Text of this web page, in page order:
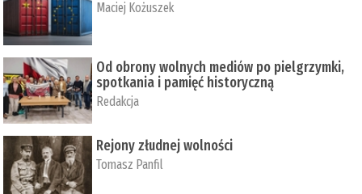
Maciej Kożuszek
Od obrony wolnych mediów po pielgrzymki,
spotkania i pamięć historyczną
Redakcja
Rejony złudnej wolności
Tomasz Panfil